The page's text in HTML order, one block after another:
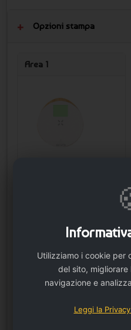
Opzioni stampa
Area 1
Utilizziamo i cookie per
del sito,
navigazione e
Leggi la